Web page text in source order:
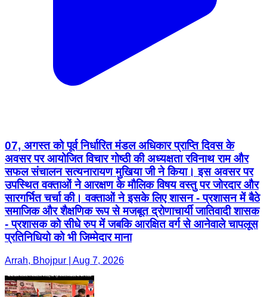
07, अगस्त को पूर्व निर्धारित मंडल अधिकार प्राप्ति दिवस के
अवसर पर आयोजित विचार गोष्ठी की अध्यक्षता रविनाथ राम और
सफल संचालन सत्यनारायण मुखिया जी ने किया। इस अवसर पर
उपस्थित वक्ताओं ने आरक्षण के मौलिक विषय वस्तु पर जोरदार और
सारगर्भित चर्चा की। वक्ताओं ने इसके लिए शासन - प्रशासन में बैठे
समाजिक और शैक्षणिक रूप से मजबूत द्रोणाचार्यी जातिवादी शासक
- प्रशासक को सीधे रुप में जबकि आरक्षित वर्ग से आनेवाले चापलूस
प्रतिनिधियो को भी जिम्मेदार माना
Arrah, Bhojpur | Aug 7, 2026